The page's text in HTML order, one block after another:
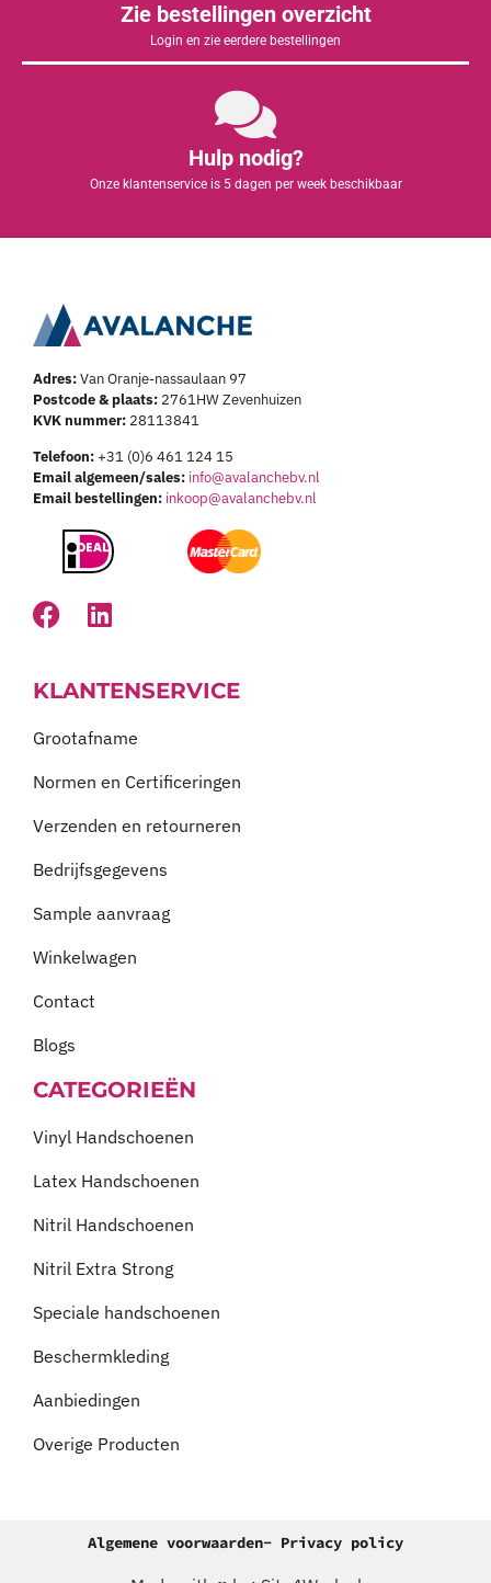
Zie bestellingen overzicht
Login en zie eerdere bestellingen
Hulp nodig?
Onze klantenservice is 5 dagen per week beschikbaar
Adres:Van Oranje-nassaulaan 97
Postcode & plaats: 2761HW Zevenhuizen
KVK nummer: 28113841
Telefoon:+31 (0)6 461 124 15
Email algemeen/sales: info@avalanchebv.nl
Email bestellingen: inkoop@avalanchebv.nl
KLANTENSERVICE
Grootafname
Normen en Certificeringen
Verzenden en retourneren
Bedrijfsgegevens
Sample aanvraag
Winkelwagen
Contact
Blogs
CATEGORIEËN
Vinyl Handschoenen
Latex Handschoenen
Nitril Handschoenen
Nitril Extra Strong
Speciale handschoenen
Beschermkleding
Aanbiedingen
Overige Producten
Algemene voorwaarden- Privacy policy